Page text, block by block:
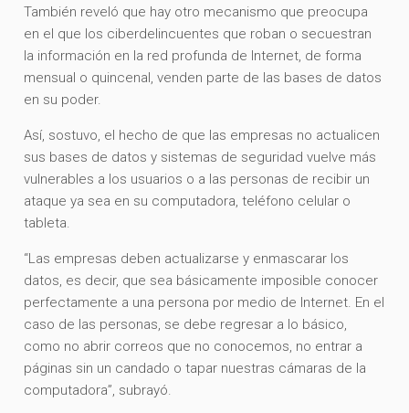
También reveló que hay otro mecanismo que preocupa
en el que los ciberdelincuentes que roban o secuestran
la información en la red profunda de Internet, de forma
mensual o quincenal, venden parte de las bases de datos
en su poder.
Así, sostuvo, el hecho de que las empresas no actualicen
sus bases de datos y sistemas de seguridad vuelve más
vulnerables a los usuarios o a las personas de recibir un
ataque ya sea en su computadora, teléfono celular o
tableta.
“Las empresas deben actualizarse y enmascarar los
datos, es decir, que sea básicamente imposible conocer
perfectamente a una persona por medio de Internet. En el
caso de las personas, se debe regresar a lo básico,
como no abrir correos que no conocemos, no entrar a
páginas sin un candado o tapar nuestras cámaras de la
computadora”, subrayó.